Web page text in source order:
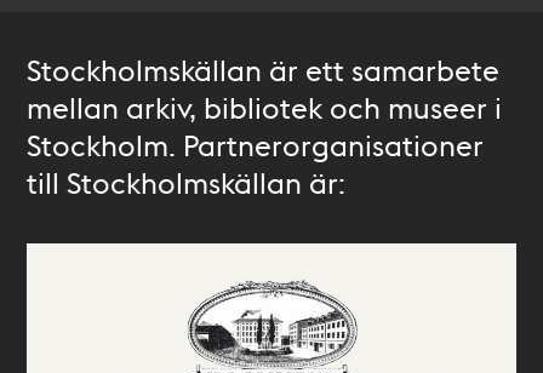
Stockholmskällan är ett samarbete
mellan arkiv, bibliotek och museer i
Stockholm. Partnerorganisationer
till Stockholmskällan är: